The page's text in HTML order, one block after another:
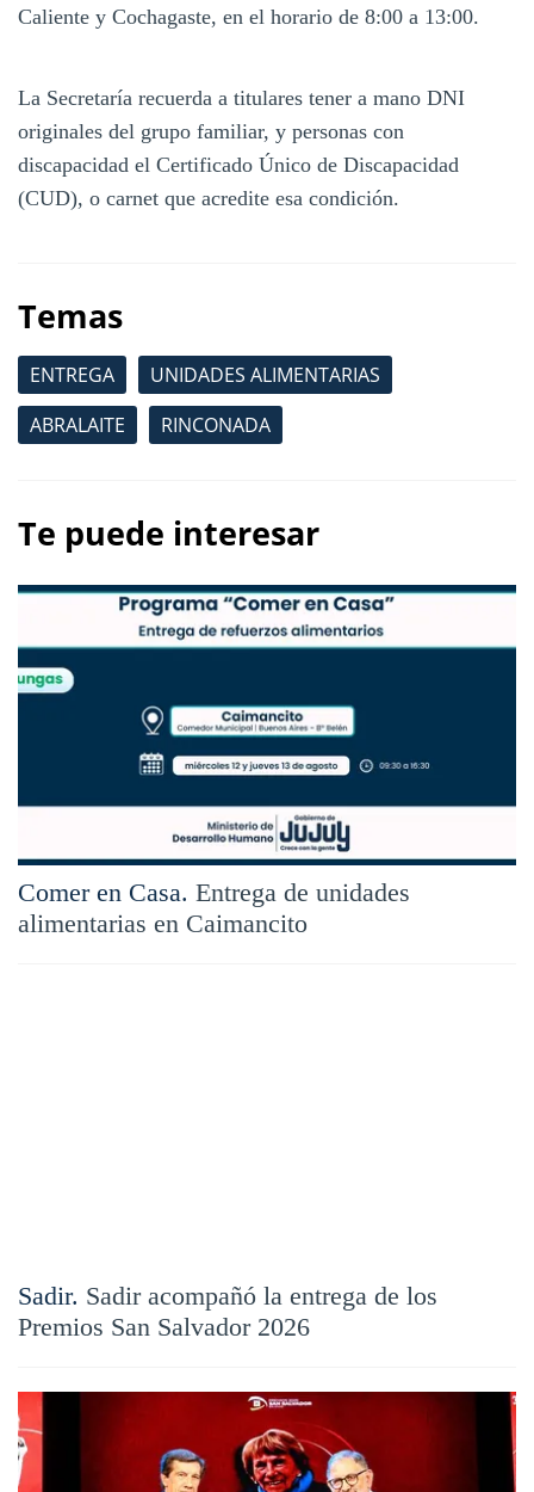
Caliente y Cochagaste, en el horario de 8:00 a 13:00.
La Secretaría recuerda a titulares tener a mano DNI
originales del grupo familiar, y personas con
discapacidad el Certificado Único de Discapacidad
(CUD), o carnet que acredite esa condición.
Temas
ENTREGA
UNIDADES ALIMENTARIAS
ABRALAITE
RINCONADA
Te puede interesar
Comer en Casa. Entrega de unidades
alimentarias en Caimancito
Sadir. Sadir acompañó la entrega de los
Premios San Salvador 2026